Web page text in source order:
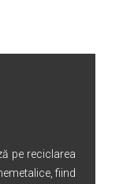
pe reciclarea
fiind